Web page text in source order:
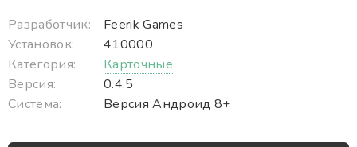
Разработчик:
Feerik Games
Установок:
410000
Категория:
Карточные
Версия:
0.4.5
Система:
Версия Андроид 8+